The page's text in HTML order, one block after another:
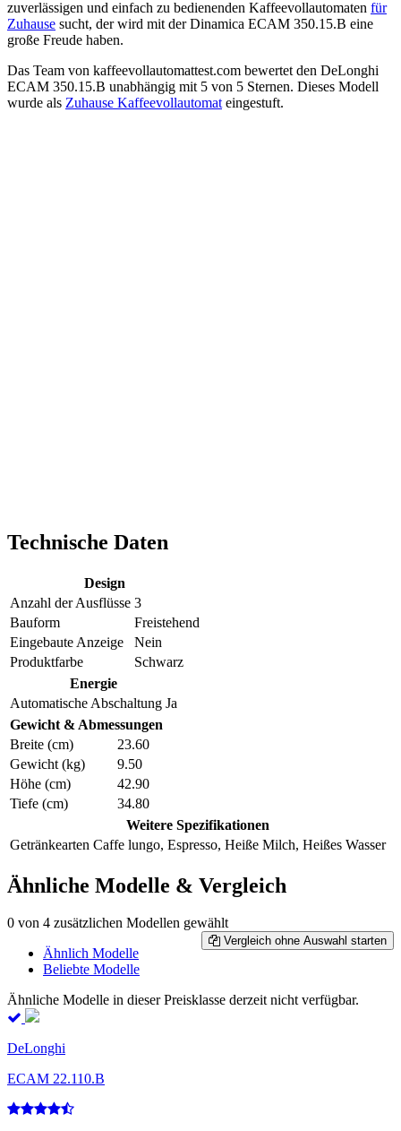
zuverlässigen und einfach zu bedienenden Kaffeevollautomaten für
Zuhause sucht, der wird mit der Dinamica ECAM 350.15.B eine
große Freude haben.
Das Team von kaffeevollautomattest.com bewertet den DeLonghi
ECAM 350.15.B unabhängig mit 5 von 5 Sternen. Dieses Modell
wurde als Zuhause Kaffeevollautomat eingestuft.
Technische Daten
Design
Anzahl der Ausflüsse 3
Bauform
Freistehend
Eingebaute Anzeige
Nein
Produktfarbe
Schwarz
Energie
Automatische Abschaltung Ja
Gewicht & Abmessungen
Breite (cm)
23.60
Gewicht (kg)
9.50
Höhe (cm)
42.90
Tiefe (cm)
34.80
Weitere Spezifikationen
Getränkearten Caffe lungo, Espresso, Heiße Milch, Heißes Wasser
Ähnliche Modelle & Vergleich
0 von 4 zusätzlichen Modellen gewählt
Vergleich ohne Auswahl starten
Ähnlich Modelle
Beliebte Modelle
Ähnliche Modelle in dieser Preisklasse derzeit nicht verfügbar.
DeLonghi
ECAM 22.110.B